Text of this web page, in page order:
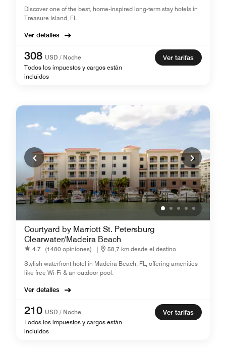
Discover one of the best, home-inspired long-term stay hotels in
Treasure Island, FL
Ver detalles
308 USD / Noche
Todos los impuestos y cargos están
incluidos
Ver tarifas
Courtyard by Marriott St. Petersburg
Clearwater/Madeira Beach
4.7 (1480 opiniones) |
58,7 km desde el destino
Stylish waterfront hotel in Madeira Beach, FL, offering amenities
like free Wi-Fi & an outdoor pool.
Ver detalles
210 USD / Noche
Todos los impuestos y cargos están
incluidos
Ver tarifas